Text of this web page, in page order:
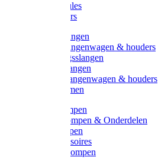
Kunststoftules
Regenmeters
Overige slangen
Overige slangenwagen & houders
Beregeningsslangen
Gardena slangen
Gardena slangenwagen & houders
Slangklemmen
Leader pompen
Zwengelpompen & Onderdelen
Ebara pompen
Pompaccessoires
Excellent pompen